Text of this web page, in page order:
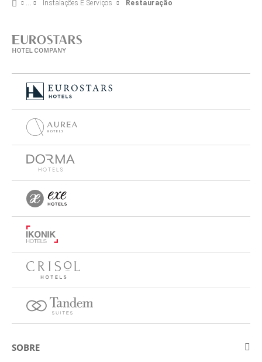
Instalações E Serviços Restauração
SOBRE